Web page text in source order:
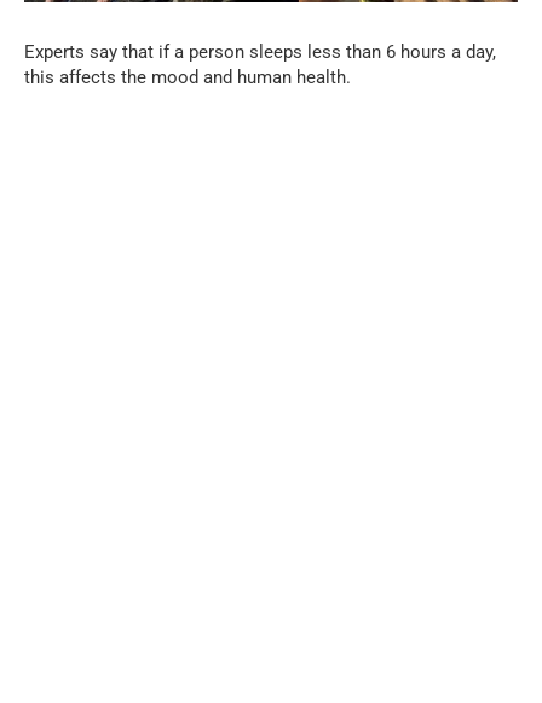
Experts say that if a person sleeps less than 6 hours a day,
this affects the mood and human health.